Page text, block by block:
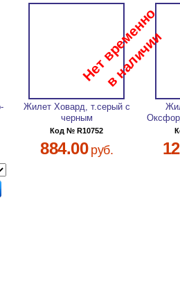
Жилет Ховард, т.серый с
черным
Код № R10752
884.00руб.